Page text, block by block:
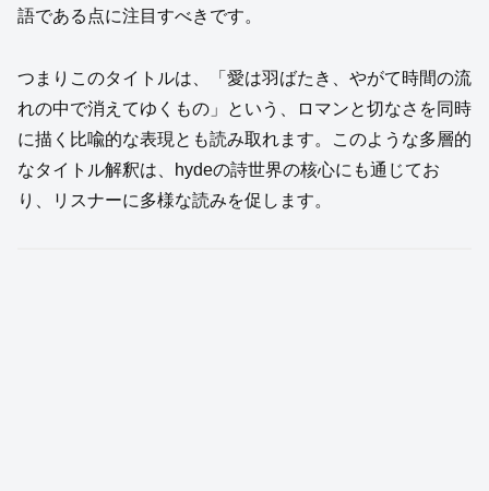
語である点に注目すべきです。
つまりこのタイトルは、「愛は羽ばたき、やがて時間の流
れの中で消えてゆくもの」という、ロマンと切なさを同時
に描く比喩的な表現とも読み取れます。このような多層的
なタイトル解釈は、hydeの詩世界の核心にも通じてお
り、リスナーに多様な読みを促します。